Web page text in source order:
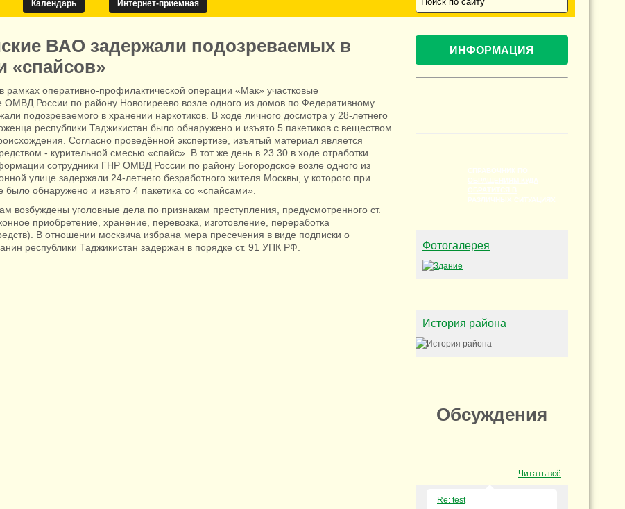
Календарь Интернет-приемная
ВАО задержали подозреваемых в
«спайсов»
рамках оперативно-профилактической операции «Мак» участковые
России по району Новогиреево возле одного из домов по Федеративному
подозреваемого в хранении наркотиков. В ходе личного досмотра у 28-летнего
республики Таджикистан было обнаружено и изъято 5 пакетиков с веществом
Согласно проведённой экспертизе, изъятый материал является
- курительной смесью «спайс». В тот же день в 23.30 в ходе отработки
сотрудники ГНР ОМВД России по району Богородское возле одного из
улице задержали 24-летнего безработного жителя Москвы, у которого при
было обнаружено и изъято 4 пакетика со «спайсами».
возбуждены уголовные дела по признакам преступления, предусмотренного ст.
приобретение, хранение, перевозка, изготовление, переработка
В отношении москвича избрана мера пресечения в виде подписки о
республики Таджикистан задержан в порядке ст. 91 УПК РФ.
ИНФОРМАЦИЯ
СПРАВОЧНИК ПО
ОБРАЩЕНИЯМ КУДА
ОБРАТИТСЯ В
РАЗЛИЧНЫХ СИТУАЦИЯХ
Фотогалерея
История района
Обсуждения
Читать всё
Re: test